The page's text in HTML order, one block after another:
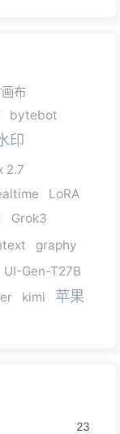
布
bytebot
印
2.7
LoRA
Grok3
graphy
UI-Gen-T27B
kimi 苹果
23